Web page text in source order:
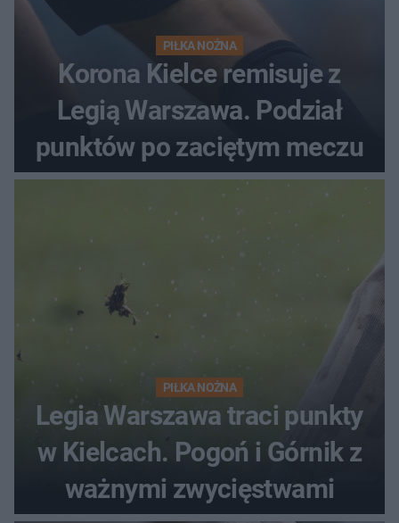
PIŁKA NOŻNA
Korona Kielce remisuje z
Legią Warszawa. Podział
punktów po zaciętym meczu
PIŁKA NOŻNA
Legia Warszawa traci punkty
w Kielcach. Pogoń i Górnik z
ważnymi zwycięstwami